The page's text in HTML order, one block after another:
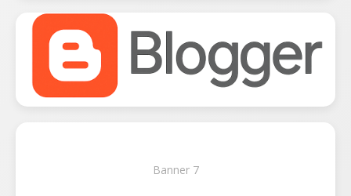
Banner 7